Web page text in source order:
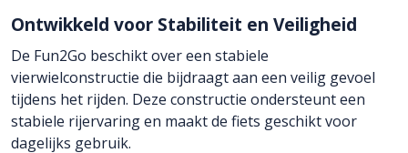
Ontwikkeld voor Stabiliteit en Veiligheid
De Fun2Go beschikt over een stabiele
vierwielconstructie die bijdraagt aan een veilig gevoel
tijdens het rijden. Deze constructie ondersteunt een
stabiele rijervaring en maakt de fiets geschikt voor
dagelijks gebruik.